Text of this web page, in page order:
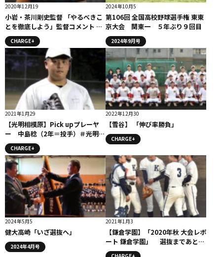
2020年12月19
小岩・茶川剛史監督 「やるべきこ
とを徹底しよう」監督コメント ＃
小岩高校
CHARGE+
2024年10月5
第106回 全国高校野球選手権 東東
京大会 関東一 ５年ぶり９回目
2024年9月号
2021年1月29
【光明相模原】Pick upプレーヤ
ー 中島稔（2年＝投手）＃光明相
模原
CHARGE+
2022年12月30
【雪谷】 「伸び率勝負」
CHARGE+
2024年5月5
健大高崎「いざ選抜へ」
2024年4月号
2021年1月3
【鎌倉学園】「2020年秋 大会レポ
ート 鎌倉学園」 選抜まであと１
勝 #鎌倉学園